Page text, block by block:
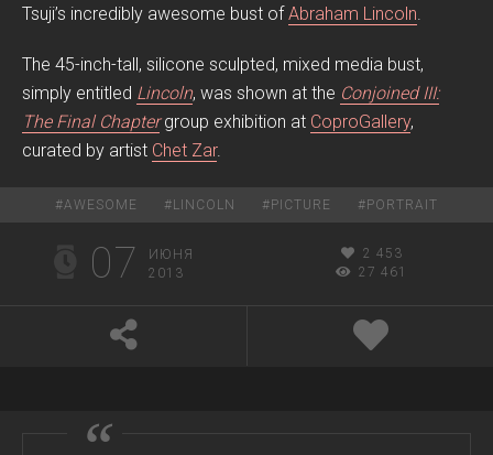
Tsuji’s incredibly awesome bust ofAbraham Lincoln.
The 45-inch-tall, silicone sculpted, mixed media bust,
simply entitled Lincoln, was shown at the Conjoined III:
The Final Chaptergroup exhibition at CoproGallery,
curated by artist Chet Zar.
#AWESOME # LINCOLN # PICTURE # PORTRAIT
07
ИЮНЯ
2013
2 453
27 461